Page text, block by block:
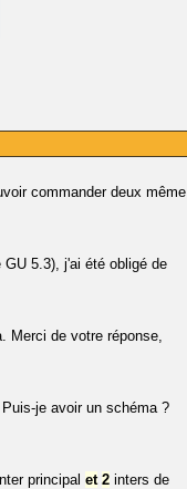
commander deux même
5.3), j'ai été obligé de
Merci de votre réponse,
je avoir un schéma ?
principal et 2 inters de